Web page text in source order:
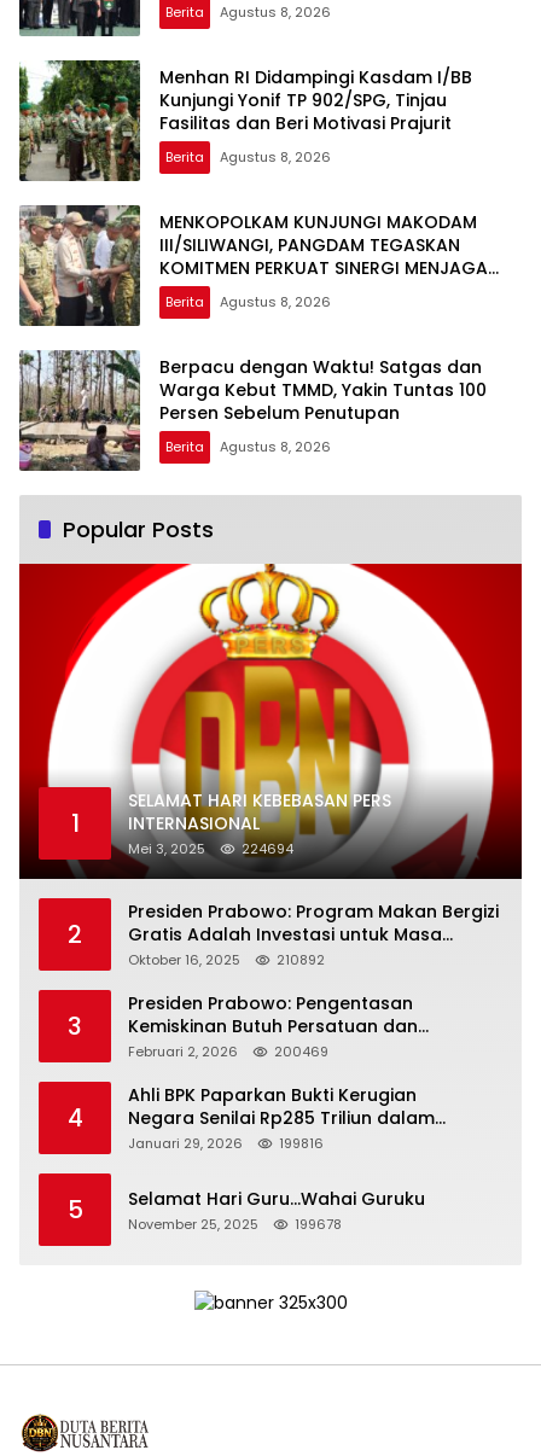
Berita Agustus 8, 2026
Menhan RI Didampingi Kasdam I/BB
Kunjungi Yonif TP 902/SPG, Tinjau
Fasilitas dan Beri Motivasi Prajurit
Berita Agustus 8, 2026
MENKOPOLKAM KUNJUNGI MAKODAM
III/SILIWANGI, PANGDAM TEGASKAN
KOMITMEN PERKUAT SINERGI MENJAGA
STABILITAS NASIONAL
Berita Agustus 8, 2026
Berpacu dengan Waktu! Satgas dan
Warga Kebut TMMD, Yakin Tuntas 100
Persen Sebelum Penutupan
Berita Agustus 8, 2026
Popular Posts
1
SELAMAT HARI KEBEBASAN PERS
INTERNASIONAL
Mei 3, 2025 224694
2
Presiden Prabowo: Program Makan Bergizi
Gratis Adalah Investasi untuk Masa
Depan Bangsa
Oktober 16, 2025 210892
3
Presiden Prabowo: Pengentasan
Kemiskinan Butuh Persatuan dan
Kepemimpinan yang Bertanggung Jawab
Februari 2, 2026 200469
4
Ahli BPK Paparkan Bukti Kerugian
Negara Senilai Rp285 Triliun dalam
Persidangan Korupsi PT Pertamina
Januari 29, 2026 199816
5 Selamat Hari Guru…Wahai Guruku
November 25, 2025 199678